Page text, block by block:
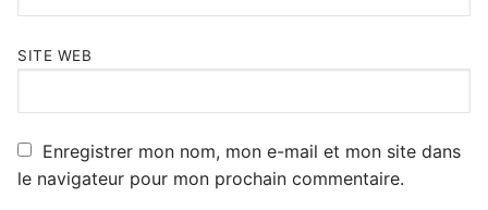
SITE WEB
Enregistrer mon nom, mon e-mail et mon site dans
le navigateur pour mon prochain commentaire.